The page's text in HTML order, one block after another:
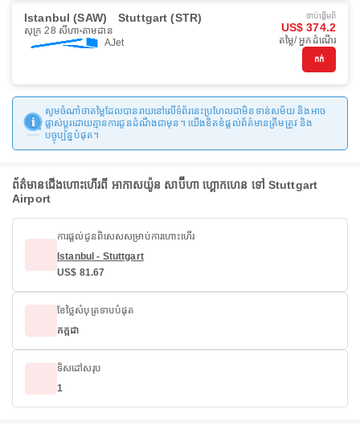
Istanbul (SAW) Stuttgart (STR)
សុក្រ 28 សីហា តាមដាន
AJet
ចាប់ផ្ដើមពី
US$ 374.2
តម្លៃ/ អ្នកដំណើរ
កក់
សូមចំណាំថាតម្លៃដែលបានរាយនៅលើទំព័រនេះប្រហែលជាមិនទាន់សម័យ និងអាច
ផ្លាស់ប្តូរដោយគ្មានការជូនដំណឹងជាមុន។ យើងខិតខំផ្តល់ព័ត៌មានត្រឹមត្រូវ និង
បច្ចុប្បន្នបំផុត។
ព័ត៌មានជើងហោះហើរពី អាកាសយ៉ូន សាប៊ីហា ហ្គោកហេន ទៅ Stuttgart
Airport
ការផ្តល់ជូនពិសេសសម្រាប់ការហោះហើរ
Istanbul - Stuttgart
US$ 81.67
ខែថ្លៃសំបុត្រទាបបំផុត
កក្កដា
ទិសដៅសរុប
1